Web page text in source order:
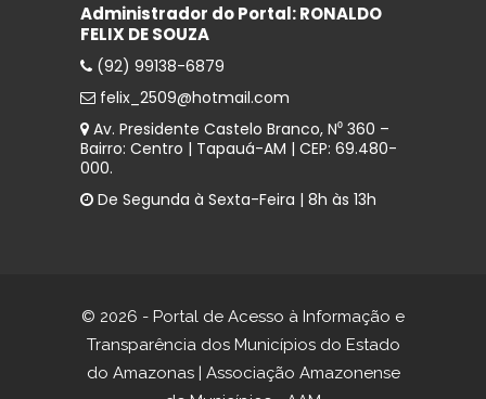
Administrador do Portal: RONALDO
FELIX DE SOUZA
(92) 99138-6879
felix_2509@hotmail.com
Av. Presidente Castelo Branco, N⁰ 360 –
Bairro: Centro | Tapauá-AM | CEP: 69.480-
000.
De Segunda à Sexta-Feira | 8h às 13h
© 2026 - Portal de Acesso à Informação e
Transparência dos Municípios do Estado
do Amazonas | Associação Amazonense